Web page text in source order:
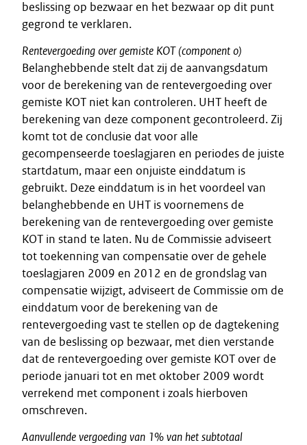
beslissing op bezwaar en het bezwaar op dit punt
gegrond te verklaren.
Rentevergoedingovergemiste KOT (componento)
Belanghebbende stelt dat zij de aanvangsdatum
voor de berekening van de rentevergoeding over
gemiste KOT niet kan controleren. UHT heeft de
berekening van deze component gecontroleerd. Zij
komt tot de conclusie dat voor alle
gecompenseerde toeslagjaren en periodes de juiste
startdatum, maar een onjuiste einddatum is
gebruikt. Deze einddatum is in het voordeel van
belanghebbende en UHT is voornemens de
berekening van de rentevergoeding over gemiste
KOT in stand te laten. Nu de Commissie adviseert
tot toekenning van compensatie over de gehele
toeslagjaren 2009 en 2012 en de grondslag van
compensatie wijzigt, adviseert de Commissie om de
einddatum voor de berekening van de
rentevergoeding vast te stellen op de dagtekening
van de beslissing op bezwaar, met dien verstande
dat de rentevergoeding over gemiste KOT over de
periode januari tot en met oktober 2009 wordt
verrekend met component i zoals hierboven
omschreven.
Aanvullendevergoedingvan 1%vanhetsubtotaal